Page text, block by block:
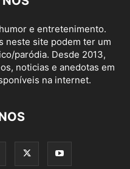
e entretenimento.
neste site podem ter um
paródia. Desde 2013,
noticias e anedotas em
na internet.